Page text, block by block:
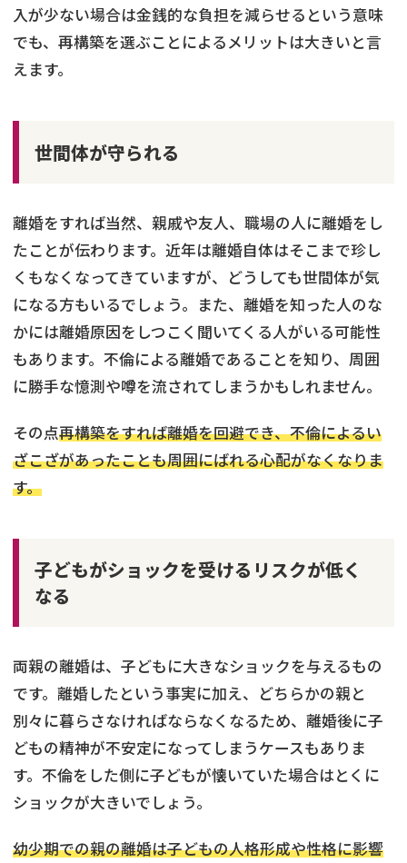
入が少ない場合は金銭的な負担を減らせるという意味
でも、再構築を選ぶことによるメリットは大きいと言
えます。
世間体が守られる
離婚をすれば当然、親戚や友人、職場の人に離婚をし
たことが伝わります。近年は離婚自体はそこまで珍し
くもなくなってきていますが、どうしても世間体が気
になる方もいるでしょう。また、離婚を知った人のな
かには離婚原因をしつこく聞いてくる人がいる可能性
もあります。不倫による離婚であることを知り、周囲
に勝手な憶測や噂を流されてしまうかもしれません。
その点再構築をすれば離婚を回避でき、不倫によるい
ざこざがあったことも周囲にばれる心配がなくなりま
す。
子どもがショックを受けるリスクが低く
なる
両親の離婚は、子どもに大きなショックを与えるもの
です。離婚したという事実に加え、どちらかの親と
別々に暮らさなければならなくなるため、離婚後に子
どもの精神が不安定になってしまうケースもありま
す。不倫をした側に子どもが懐いていた場合はとくに
ショックが大きいでしょう。
幼少期での親の離婚は子どもの人格形成や性格に影響